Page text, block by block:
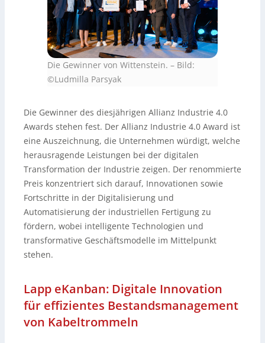
Die Gewinner von Wittenstein. – Bild:
©Ludmilla Parsyak
Die Gewinner des diesjährigen Allianz Industrie 4.0
Awards stehen fest. Der Allianz Industrie 4.0 Award ist
eine Auszeichnung, die Unternehmen würdigt, welche
herausragende Leistungen bei der digitalen
Transformation der Industrie zeigen. Der renommierte
Preis konzentriert sich darauf, Innovationen sowie
Fortschritte in der Digitalisierung und
Automatisierung der industriellen Fertigung zu
fördern, wobei intelligente Technologien und
transformative Geschäftsmodelle im Mittelpunkt
stehen.
Lapp eKanban: Digitale Innovation
für effizientes Bestandsmanagement
von Kabeltrommeln